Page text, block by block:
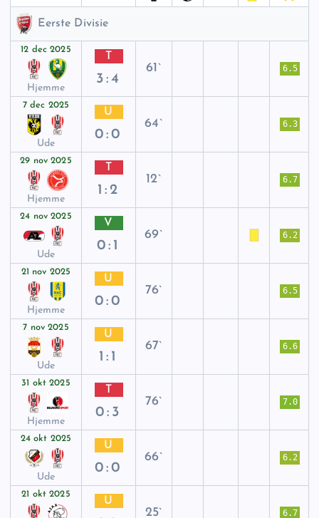
Eerste Divisie
12 dec 2025
Hjemme
3:4
61` 6.5
7 dec 2025
Ude
U
0:0
64` 6.3
29 nov 2025
Hjemme
1:2
12` 6.7
24 nov 2025
Ude
V
0:1
69` 6.2
21 nov 2025
Hjemme
U
0:0
76` 6.5
7 nov 2025
Ude
U
1:1
67` 6.6
31 okt 2025
Hjemme
0:3
76` 7.0
24 okt 2025
Ude
U
0:0
66` 6.2
21 okt 2025
U
25` 6.7